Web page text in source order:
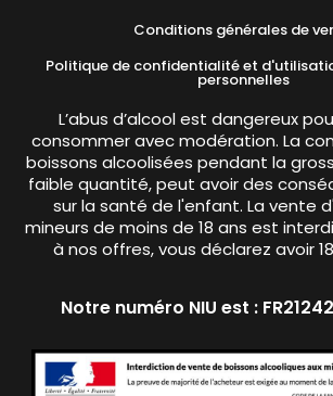
Conditions générales de
Politique de confidentialité et
personnelles
L’abus d’alcool est dangereux
consommer avec modération. La
boissons alcoolisées pendant la
faible quantité, peut avoir des
sur la santé de l'enfant. La vente
mineurs de moins de 18 ans est
à nos offres, vous déclarez avoir
Notre numéro NIU est :